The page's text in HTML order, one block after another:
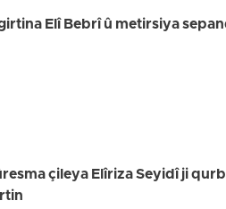
Elî Bebrî û metirsiya
çileya Elîriza Seyidî ji